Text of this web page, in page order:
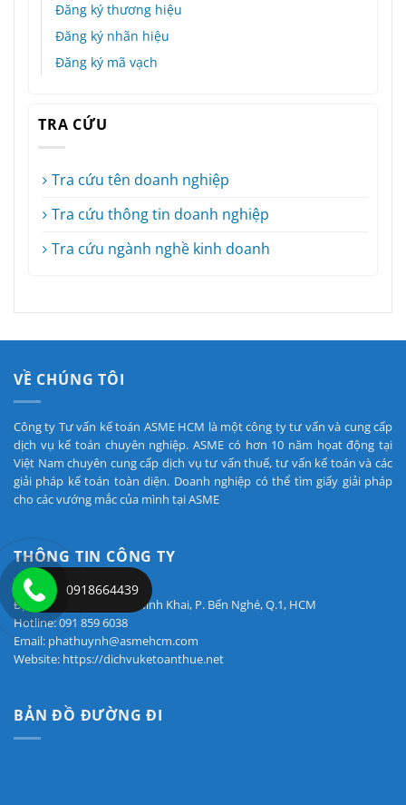
Đăng ký thương hiệu
Đăng ký nhãn hiệu
Đăng ký mã vạch
TRA CỨU
Tra cứu tên doanh nghiệp
Tra cứu thông tin doanh nghiệp
Tra cứu ngành nghề kinh doanh
VỀ CHÚNG TÔI
Công ty Tư vấn kế toán ASME HCM là một công ty tư vấn và cung cấp
dịch vụ kế toán chuyên nghiệp. ASME có hơn 10 năm họat động tại
Việt Nam chuyên cung cấp dịch vụ tư vấn thuế, tư vấn kế toán và các
giải pháp kế toán toàn diện. Doanh nghiệp có thể tìm giấy giải pháp
cho các vướng mắc của mình tại ASME
THÔNG TIN CÔNG TY
Địa chỉ: 7A Nguyễn Thị Minh Khai, P. Bến Nghé, Q.1, HCM
Hotline: 091 859 6038
Email: phathuynh@asmehcm.com
Website: https://dichvuketoanthue.net
BẢN ĐỒ ĐƯỜNG ĐI
0918664439